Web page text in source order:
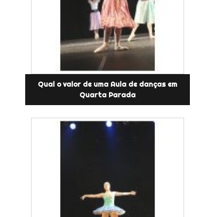
Qual o valor de uma Aula de danças em
Quarta Parada